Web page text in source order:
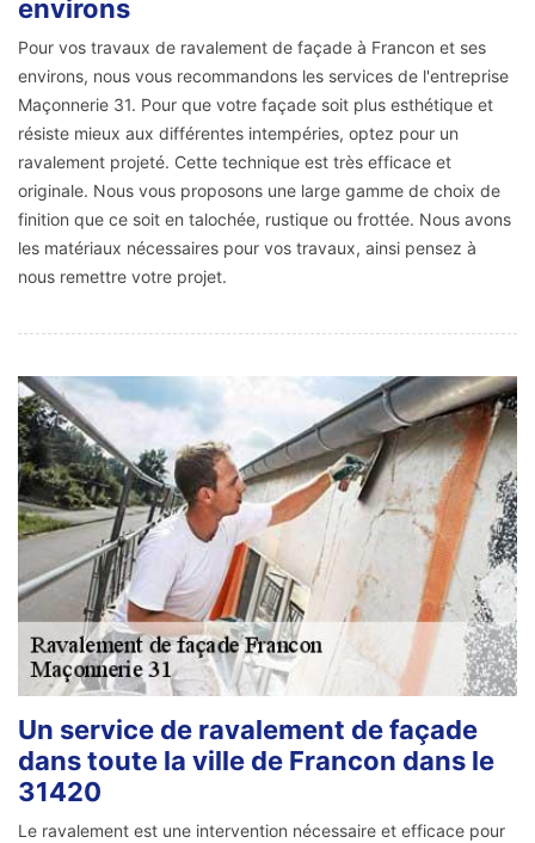
environs
Pour vos travaux de ravalement de façade à Francon et ses
environs, nous vous recommandons les services de l'entreprise
Maçonnerie 31. Pour que votre façade soit plus esthétique et
résiste mieux aux différentes intempéries, optez pour un
ravalement projeté. Cette technique est très efficace et
originale. Nous vous proposons une large gamme de choix de
finition que ce soit en talochée, rustique ou frottée. Nous avons
les matériaux nécessaires pour vos travaux, ainsi pensez à
nous remettre votre projet.
Un service de ravalement de façade
dans toute la ville de Francon dans le
31420
Le ravalement est une intervention nécessaire et efficace pour